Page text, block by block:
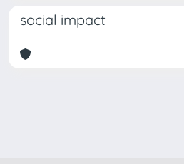
social impact